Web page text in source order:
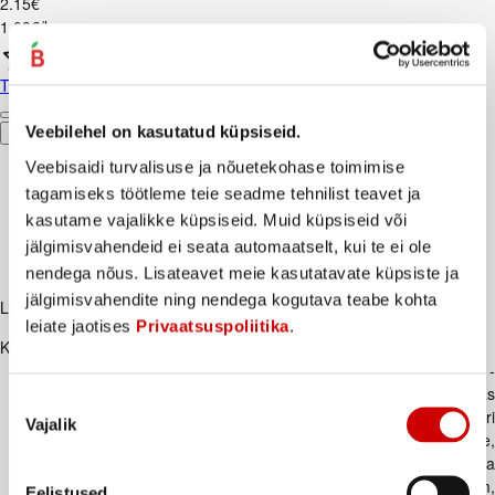
Veebilehel on kasutatud küpsiseid.
Veebisaidi turvalisuse ja nõuetekohase toimimise
tagamiseks töötleme teie seadme tehnilist teavet ja
kasutame vajalikke küpsiseid. Muid küpsiseid või
jälgimisvahendeid ei seata automaatselt, kui te ei ole
nendega nõus. Lisateavet meie kasutatavate küpsiste ja
jälgimisvahendite ning nendega kogutava teabe kohta
leiate jaotises Privaatsuspoliitika.
valik
Vajalik
1,08€/l
Täispiim FARMI 3,6-4,2%, 2L
Ostukorvi
Lisaks soovitame
Kirjeldus
Keskmiselt vürtsikas Aasia maitseaine Tom Kha supi jaoks -
klassikaline Tai supp, millel on mõnusalt vürtsikas ja hapukas
maitse. Santa Maria Tom Kha segu lisab supile ingveri, koriandri
ja kalakastme Tai maitseid. Valmista kookospiima, seente,
krõbedate köögiviljade ja kana või krevettidega. • Teeb Tom Kha
vürtsika ja hapu supi valmistamise lihtsaks • Lisa kookospiim,